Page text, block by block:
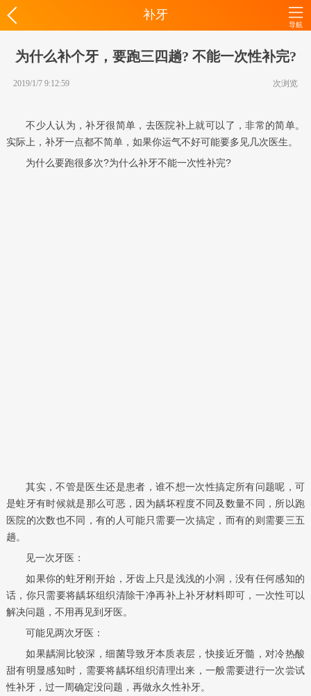
补牙
导航
为什么补个牙，要跑三四趟? 不能一次性补完?
2019/1/7 9:12:59 次浏览
不少人认为，补牙很简单，去医院补上就可以了，非常的简单。
实际上，补牙一点都不简单，如果你运气不好可能要多见几次医生。
为什么要跑很多次?为什么补牙不能一次性补完?
其实，不管是医生还是患者，谁不想一次性搞定所有问题呢，可
是蛀牙有时候就是那么可恶，因为龋坏程度不同及数量不同，所以跑
医院的次数也不同，有的人可能只需要一次搞定，而有的则需要三五
趟。
见一次牙医：
如果你的蛀牙刚开始，牙齿上只是浅浅的小洞，没有任何感知的
话，你只需要将龋坏组织清除干净再补上补牙材料即可，一次性可以
解决问题，不用再见到牙医。
可能见两次牙医：
如果龋洞比较深，细菌导致牙本质表层，快接近牙髓，对冷热酸
甜有明显感知时，需要将龋坏组织清理出来，一般需要进行一次尝试
性补牙，过一周确定没问题，再做永久性补牙。